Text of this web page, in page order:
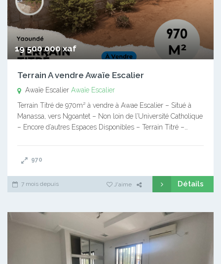
19 500 000 xaf
Terrain A vendre Awaïe Escalier
Awaïe Escalier Awaïe Escalier
Terrain Titré de 970m² à vendre à Awae Escalier – Situé à
Manassa, vers Ngoantet – Non loin de l’Université Catholique
– Encore d’autres Espaces Disponibles – Terrain Titré –…
970
7 mois depuis J'aime Détails